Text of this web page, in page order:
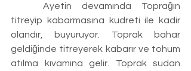
titreyip kabarmasına kudreti ile kadir
olandır, buyuruyor. Toprak bahar
geldiğinde titreyerek kabarır ve tohum
atılma kıvamına gelir. Toprak sudan